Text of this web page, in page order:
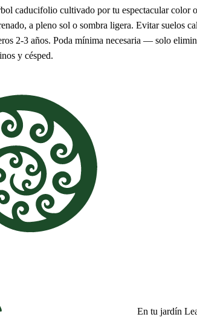
caducifolio cultivado por tu espectacular color
a pleno sol o sombra ligera. Evitar suelos
2-3 años. Poda mínima necesaria — solo
y césped.
En tu jardín